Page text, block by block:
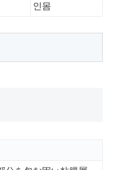
인몸